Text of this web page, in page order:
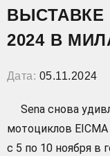
ВЫСТАВКЕ
2024 В
Дата: 05.11.2024
Sena снова
мотоциклов
с 5 по 10 ноября в